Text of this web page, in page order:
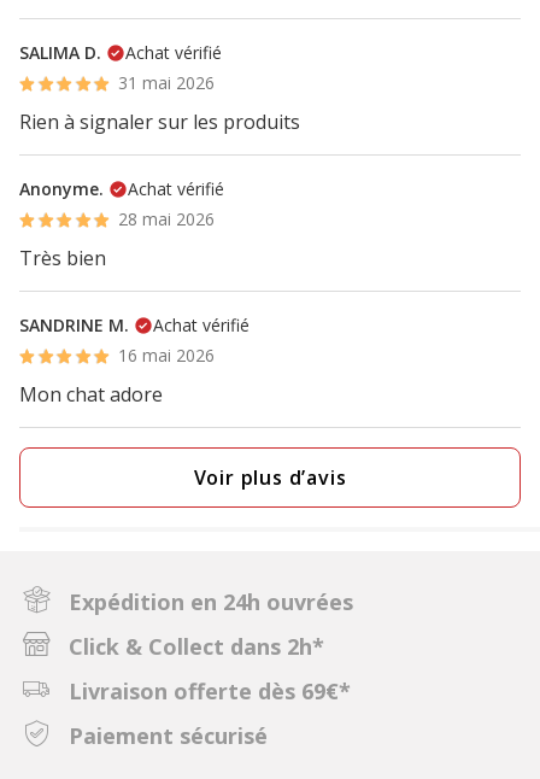
SALIMA D.
Achat vérifié
31 mai 2026
Rien à signaler sur les produits
Anonyme.
Achat vérifié
28 mai 2026
Très bien
SANDRINE M.
Achat vérifié
16 mai 2026
Mon chat adore
Voir plus d’avis
Expédition en 24h ouvrées
Click & Collect dans 2h*
Livraison offerte dès 69€*
Paiement sécurisé